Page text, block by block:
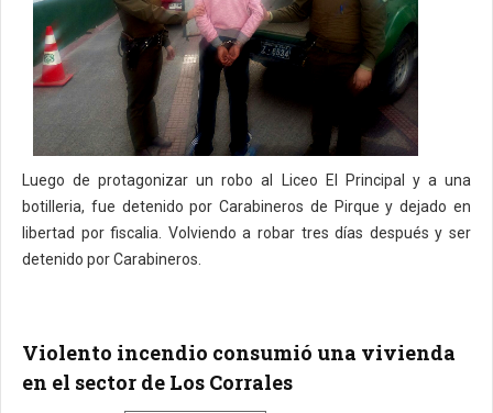
Luego de protagonizar un robo al Liceo El Principal y a una
botilleria, fue detenido por Carabineros de Pirque y dejado en
libertad por fiscalia. Volviendo a robar tres días después y ser
detenido por Carabineros.
Violento incendio consumió una vivienda
en el sector de Los Corrales